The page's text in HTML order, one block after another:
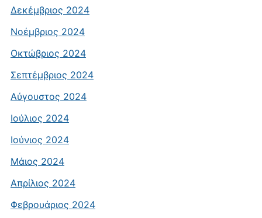
Δεκέμβριος 2024
Νοέμβριος 2024
Οκτώβριος 2024
Σεπτέμβριος 2024
Αύγουστος 2024
Ιούλιος 2024
Ιούνιος 2024
Μάιος 2024
Απρίλιος 2024
Φεβρουάριος 2024